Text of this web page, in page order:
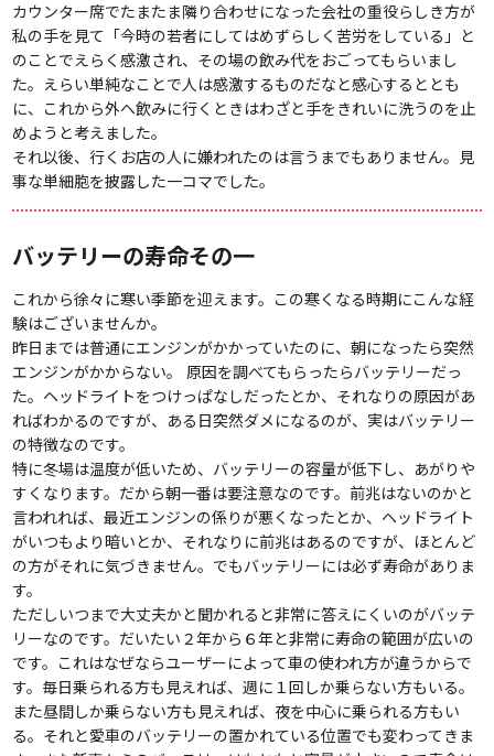
カウンター席でたまたま隣り合わせになった会社の重役らしき方が
私の手を見て「今時の若者にしてはめずらしく苦労をしている」と
のことでえらく感激され、その場の飲み代をおごってもらいまし
た。えらい単純なことで人は感激するものだなと感心するととも
に、これから外へ飲みに行くときはわざと手をきれいに洗うのを止
めようと考えました。
それ以後、行くお店の人に嫌われたのは言うまでもありません。見
事な単細胞を披露した一コマでした。
バッテリーの寿命その一
これから徐々に寒い季節を迎えます。この寒くなる時期にこんな経
験はございませんか。
昨日までは普通にエンジンがかかっていたのに、朝になったら突然
エンジンがかからない。 原因を調べてもらったらバッテリーだっ
た。ヘッドライトをつけっぱなしだったとか、それなりの原因があ
ればわかるのですが、ある日突然ダメになるのが、実はバッテリー
の特徴なのです。
特に冬場は温度が低いため、バッテリーの容量が低下し、あがりや
すくなります。だから朝一番は要注意なのです。前兆はないのかと
言われれば、最近エンジンの係りが悪くなったとか、ヘッドライト
がいつもより暗いとか、それなりに前兆はあるのですが、ほとんど
の方がそれに気づきません。でもバッテリーには必ず寿命がありま
す。
ただしいつまで大丈夫かと聞かれると非常に答えにくいのがバッテ
リーなのです。だいたい２年から６年と非常に寿命の範囲が広いの
です。これはなぜならユーザーによって車の使われ方が違うからで
す。毎日乗られる方も見えれば、週に１回しか乗らない方もいる。
また昼間しか乗らない方も見えれば、夜を中心に乗られる方もい
る。それと愛車のバッテリーの置かれている位置でも変わってきま